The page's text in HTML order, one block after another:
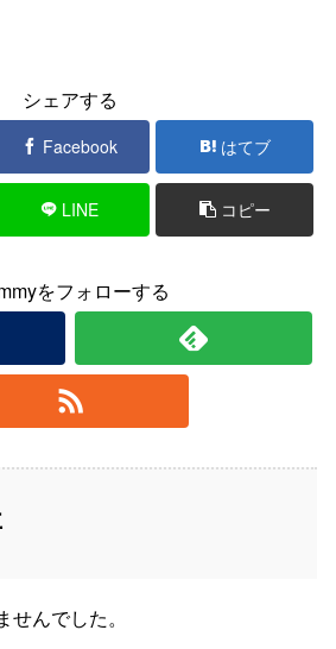
シェアする
Facebook はてブ
LINE コピー
をフォローする
んでした。